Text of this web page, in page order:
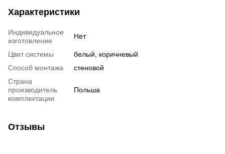
Характеристики
Индивидуальное
изготовление
Нет
Цвет системы
белый, коричневый
Способ монтажа
стеновой
Страна
производитель
комплектации
Польша
Отзывы